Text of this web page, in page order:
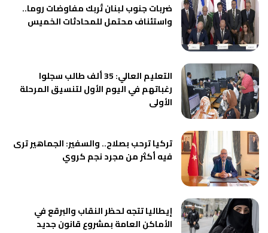
ضربات جنوب لبنان تُربك مفاوضات روما..
واستئناف محتمل للمحادثات الخميس
التعليم العالي: 35 ألف طالب سجلوا
رغباتهم في اليوم الأول لتنسيق المرحلة
الأولى
تركيا ترحب بصلاح.. والسفير: الجماهير ترى
فيه أكثر من مجرد نجم كروي
إيطاليا تتجه لحظر النقاب والبرقع في
الأماكن العامة بمشروع قانون جديد